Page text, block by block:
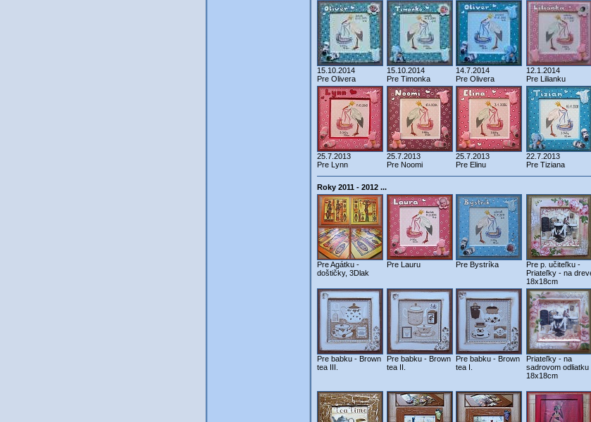
15.10.2014
Pre Olivera
15.10.2014
Pre Timonka
14.7.2014
Pre Olivera
12.1.2014
Pre Lilianku
25.7.2013
Pre Lynn
25.7.2013
Pre Noomi
25.7.2013
Pre Elinu
22.7.2013
Pre Tiziana
Roky 2011 - 2012 ...
Pre Agátku -
doštičky, 3Dlak
Pre Lauru Pre Bystríka
Pre p. učiteľku -
Priateľky - na
18x18cm
Pre babku - Brown
tea III.
Pre babku - Brown
tea II.
Pre babku - Brown
tea I.
Priateľky - na
sadrovom odliatku
18x18cm